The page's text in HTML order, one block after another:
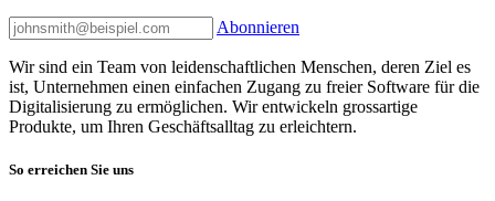
Abonnieren
Wir sind ein Team von leidenschaftlichen Menschen, deren Ziel es
ist, Unternehmen einen einfachen Zugang zu freier Software für die
Digitalisierung zu ermöglichen. Wir entwickeln grossartige
Produkte, um Ihren Geschäftsalltag zu erleichtern.
So erreichen Sie uns